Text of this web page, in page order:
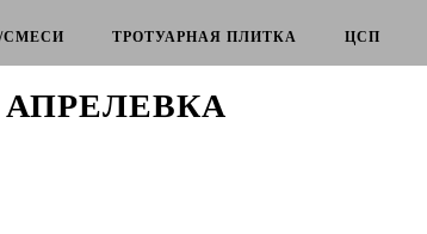
СМЕСИ ТРОТУАРНАЯ ПЛИТКА ЦСП